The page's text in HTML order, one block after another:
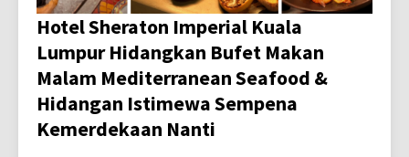
Hotel Sheraton Imperial Kuala
Lumpur Hidangkan Bufet Makan
Malam Mediterranean Seafood &
Hidangan Istimewa Sempena
Kemerdekaan Nanti